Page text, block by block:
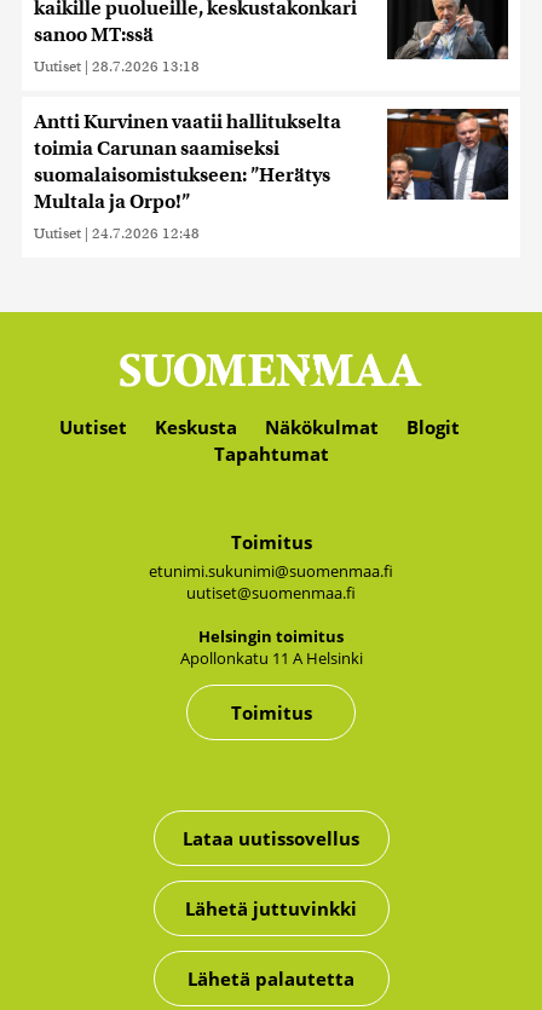
kaikille puolueille, keskustakonkari
sanoo MT:ssä
Uutiset | 28.7.2026 13:18
Antti Kurvinen vaatii hallitukselta
toimia Carunan saamiseksi
suomalaisomistukseen: ”Herätys
Multala ja Orpo!”
Uutiset | 24.7.2026 12:48
Uutiset Keskusta Näkökulmat
Blogit
Tapahtumat
Toimitus
etunimi.sukunimi@suomenmaa.fi
uutiset@suomenmaa.fi
Hel­sin­gin toi­mi­tus
Apol­lon­ka­tu 11 A Hel­sin­ki
Toimitus
Lataa uutissovellus
Lähetä juttuvinkki
Lähetä palautetta